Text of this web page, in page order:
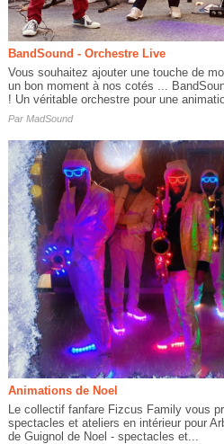
BandSound - Orchestre Live
Vous souhaitez ajouter une touche de
un bon moment à nos cotés ...
! Un véritable orchestre pour une
Par MadSound
Animations de Noel
Le collectif fanfare Fizcus Family vous
spectacles et ateliers en intérieur pour
de Guignol de Noel - spectacles et...